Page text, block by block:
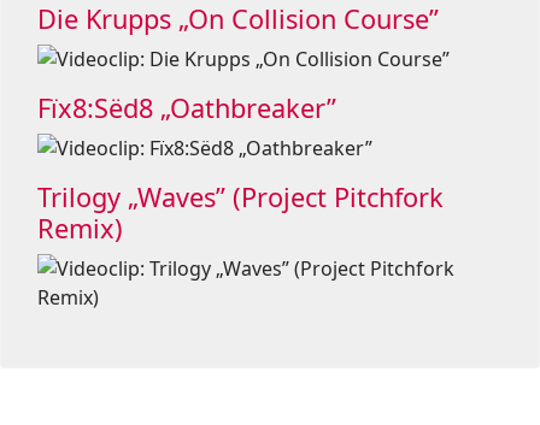
Die Krupps „On Collision Course”
Fïx8:Sëd8 „Oathbreaker”
Trilogy „Waves” (Project Pitchfork
Remix)